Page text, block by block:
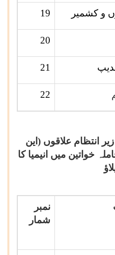
19 و کشمیر
20
21
22
انتظام علاقوں (این
خواتین میں انیمیا کا
نمبر
شمار